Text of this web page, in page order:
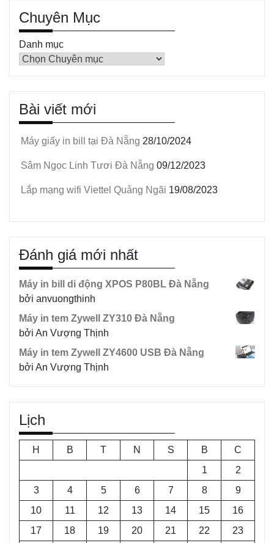
Chuyên Mục
Danh mục
Bài viết mới
Máy giấy in bill tại Đà Nẵng 28/10/2024
Sâm Ngọc Linh Tươi Đà Nẵng 09/12/2023
Lắp mạng wifi Viettel Quảng Ngãi 19/08/2023
Đánh giá mới nhất
Máy in bill di động XPOS P80BL Đà Nẵng
bởi anvuongthinh
Máy in tem Zywell ZY310 Đà Nẵng
bởi An Vượng Thịnh
Máy in tem Zywell ZY4600 USB Đà Nẵng
bởi An Vượng Thịnh
Lịch
H B T N S B
C
1
2
3
4 5 6 7 8
9
10
11 12 13 14 15
16
17
18 19 20 21 22
23